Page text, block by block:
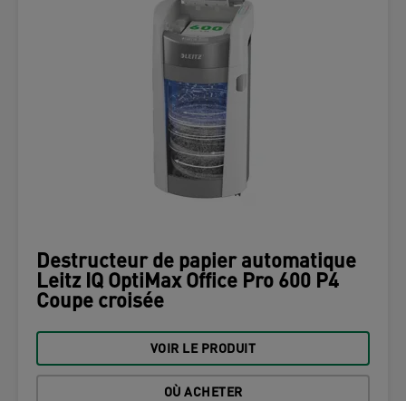
Destructeur de papier automatique
Leitz IQ OptiMax Office Pro 600 P4
Coupe croisée
VOIR LE PRODUIT
OÙ ACHETER